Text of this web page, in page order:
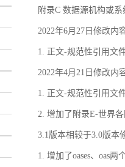
附录C 数据源机构或
2022年6月27日修改内
1. 正文-规范性引用文
2022年4月21日修改内
1. 正文-规范性引用文
2. 增加了附录E-世界
3.1版本相较于3.0版本
1. 增加了oases、oas